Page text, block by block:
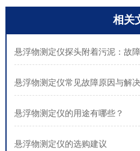
相关
悬浮物测定仪探头附着污泥：故
悬浮物测定仪常见故障原因与解
悬浮物测定仪的用途有哪些？
悬浮物测定仪的选购建议